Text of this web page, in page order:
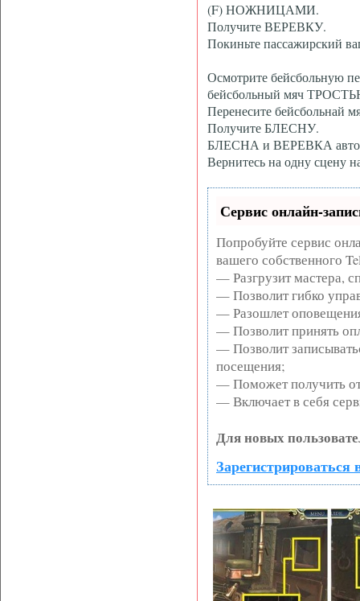
(F) НОЖНИЦАМИ.
Получите ВЕРЕВКУ.
Покиньте пассажирский
Осмотрите бейсбольную
бейсбольный мяч
Перенесите бейсбольнай
Получите БЛЕСНУ.
БЛЕСНА и ВЕРЕВКА
Вернитесь на одну сцену
Сервис онлайн-
Попробуйте сервис
вашего собственного
— Разгрузит мастера,
— Позволит гибко
— Разошлет
— Позволит принять
— Позволит
посещения;
— Поможет получить от
— Включает в себя
Для новых
Зарегистрироваться